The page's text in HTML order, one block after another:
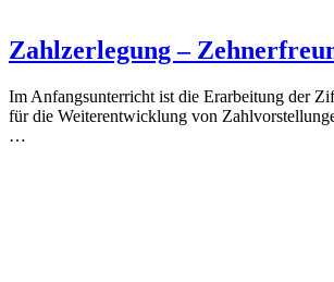
Zahlzerlegung –
Im Anfangsunterricht ist die Erarbeitung der
für die Weiterentwicklung von
…